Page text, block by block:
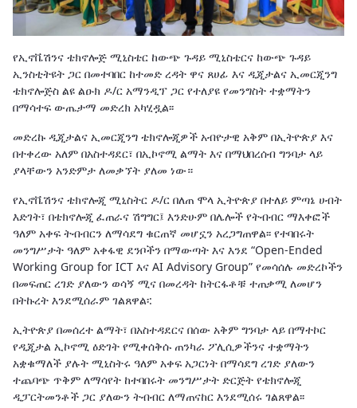
የኢኖቬሽንና ቴክኖሎጅ ሚኒስቴር ከውጭ ጉዳይ ሚኒስቴርና ከውጭ ጉዳይ
ኢንስቲትዩት ጋር በመተባበር ከተመድ ረዳት ዋና ጸሀፊ እና ዲጂታልና ኢመርጂንግ
ቴክኖሎጅስ ልዩ ልዑክ ዶ/ር አማንዲፕ ጋር የተለያዩ የመንግስት ተቋማትን
በማሳተፍ ውጤታማ መድረክ አካሂዷል፡፡
መድረኩ ዲጂታልና ኢመርጂንግ ቴክኖሎጂዎች አብዮታዊ አቅም በኢትዮጵያ እና
በተቀረው አለም በአስተዳደር፣ በኢኮኖሚ ልማት እና በማህበረሰብ ግንባታ ላይ
ያላቸውን አንድምታ ለመቃኘት ያለመ ነው።
የኢኖቬሽንና ቴክኖሎጂ ሚኒስትር ዶ/ር በለጠ ሞላ ኢትዮጵያ በተለይ ምጣኔ ሀብት
እድገት፣ በቴክኖሎጂ ፈጠራና ሽግግር፤ እንድሁም በሌሎች የትብብር ማእቀፎች
ዓለም አቀፍ ትብብርን ለማሳደግ ቁርጠኛ መሆኗን አረጋግጠዋል፡፡ የተባበሩት
መንግሥታት ዓለም አቀፋዊ ደንቦችን በማውጣት እና እንደ “Open-Ended
Working Group for ICT እና AI Advisory Group” የመሳሰሉ መድረኮችን
በመፍጠር ረገድ ያለውን ወሳኝ ሚና በመረዳት ከትርፋቶቹ ተጠቃሚ ለመሆን
በትኩረት እንደሚሰራም ገልጸዋል፡:
ኢትዮጵያ በመሰረተ ልማት፣ በአስተዳደርና በሰው አቅም ግንባታ ላይ በማተኮር
የዲጂታል ኢኮኖሚ ዕድገት የሚቀሰቅሱ ጠንካራ ፖሊሲዎችንና ተቋማትን
አቋቁማለች ያሉት ሚኒስትሩ ዓለም አቀፍ አጋርነት በማሳደግ ረገድ ያለውን
ተጨባጭ ጥቅም ለማሳየት ከተባበሩት መንግሥታት ድርጅት የቴክኖሎጂ
ዲፓርትመንቶች ጋር ያለውን ትብብር ለማጠናከር እንደሚሰሩ ገልጸዋል፡፡